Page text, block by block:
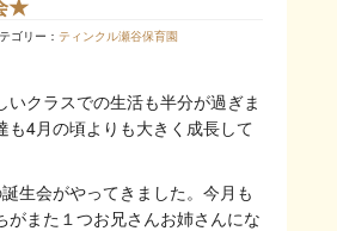
ゴリー： ティンクル瀬谷保育園
クラスでの生活も半分が過ぎま
も4月の頃よりも大きく成長して
生会がやってきました。今月も
がまた１つお兄さんお姉さんにな